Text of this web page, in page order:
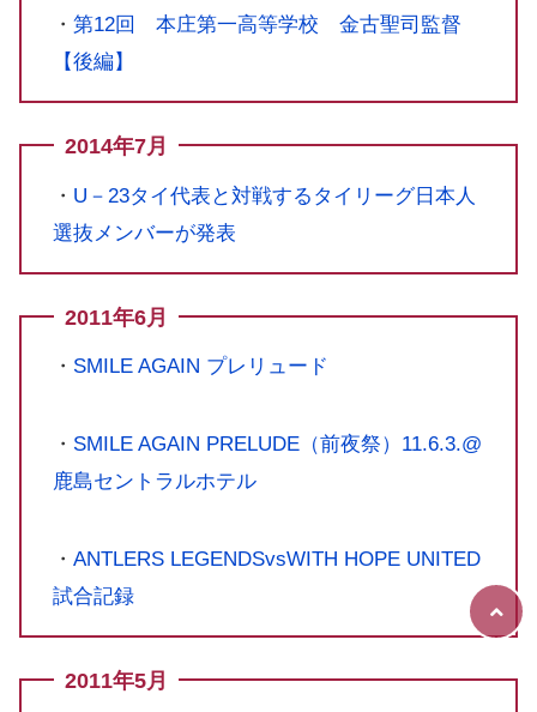
・ 第12回 本庄第一高等学校 金古聖司監督
【後編】
2014年7月
・ U－23タイ代表と対戦するタイリーグ日本人
選抜メンバーが発表
2011年6月
・ SMILE AGAIN プレリュード
・ SMILE AGAIN PRELUDE（前夜祭）11.6.3.@
鹿島セントラルホテル
・ ANTLERS LEGENDSvsWITH HOPE UNITED
試合記録
2011年5月